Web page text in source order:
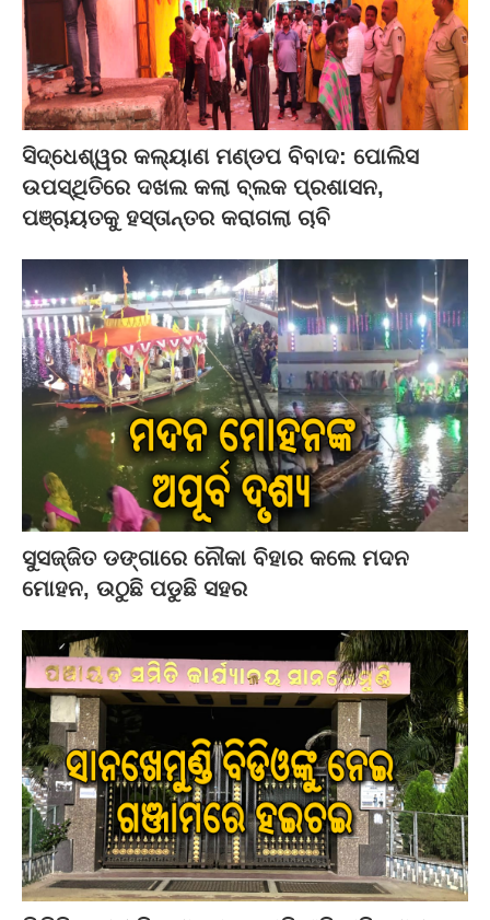
ସିଦ୍ଧେଶ୍ୱର କଲ୍ୟାଣ ମଣ୍ଡପ ବିବାଦ: ପୋଲିସ
ଉପସ୍ଥିତିରେ ଦଖଲ କଲା ବ୍ଲକ ପ୍ରଶାସନ,
ପଞ୍ଚାୟତକୁ ହସ୍ତାନ୍ତର କରାଗଲା ଚାବି
ସୁସଜ୍ଜିତ ଡଙ୍ଗାରେ ନୌକା ବିହାର କଲେ ମଦନ
ମୋହନ, ଉଠୁଛି ପଡୁଛି ସହର